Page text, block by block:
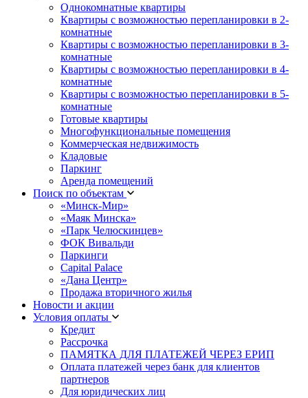
Однокомнатные квартиры
Квартиры с возможностью перепланировки в 2-
комнатные
Квартиры с возможностью перепланировки в 3-
комнатные
Квартиры с возможностью перепланировки в 4-
комнатные
Квартиры с возможностью перепланировки в 5-
комнатные
Готовые квартиры
Многофункциональные помещения
Коммерческая недвижимость
Кладовые
Паркинг
Аренда помещений
Поиск по объектам
«Минск-Мир»
«Маяк Минска»
«Парк Челюскинцев»
ФОК Вивальди
Паркинги
Capital Palace
«Дана Центр»
Продажа вторичного жилья
Новости и акции
Условия оплаты
Кредит
Рассрочка
ПАМЯТКА ДЛЯ ПЛАТЕЖЕЙ ЧЕРЕЗ ЕРИП
Оплата платежей через банк для клиентов
партнеров
Для юридических лиц